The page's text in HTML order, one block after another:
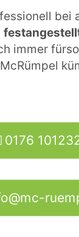
bei
immer
0176